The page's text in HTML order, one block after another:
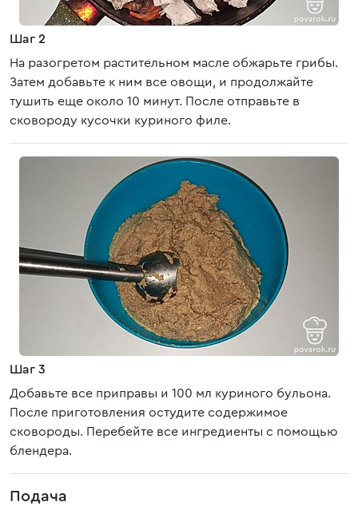
Шаг 2
На разогретом растительном масле обжарьте грибы.
Затем добавьте к ним все овощи, и продолжайте
тушить еще около 10 минут. После отправьте в
сковороду кусочки куриного филе.
Шаг 3
Добавьте все приправы и 100 мл куриного бульона.
После приготовления остудите содержимое
сковороды. Перебейте все ингредиенты с помощью
блендера.
Подача